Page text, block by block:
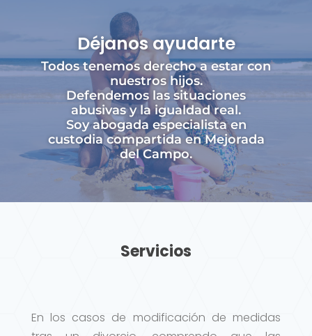
Déjanos ayudarte
Todos tenemos derecho a estar con
nuestros hijos.
Defendemos las situaciones
abusivas y la igualdad real.
Soy abogada especialista en
custodia compartida en Mejorada
del Campo.
Servicios
En los casos de modificación de medidas